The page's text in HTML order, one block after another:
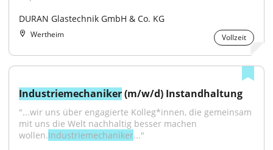
DURAN Glastechnik GmbH & Co. KG
Wertheim Vollzeit
Industriemechaniker (m/w/d) Instandhaltung
"...wir uns über engagierte Kolleg*innen, die gemeinsam
mit uns die Welt nachhaltig besser machen
wollen.Industriemechaniker..."